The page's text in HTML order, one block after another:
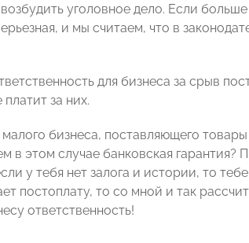
уголовное дело. Если
и мы считаем, что в
для бизнеса за срыв
за них.
бизнеса, поставляющего
в этом случае банковская гарантия?
у тебя нет залога и истории, то
постоплату, то со мной и так
ответственность!